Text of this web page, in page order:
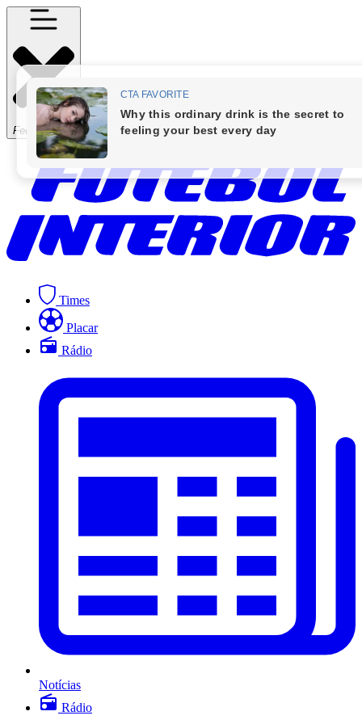
Fechar Menu
Times
Placar
Rádio
Notícias
Rádio